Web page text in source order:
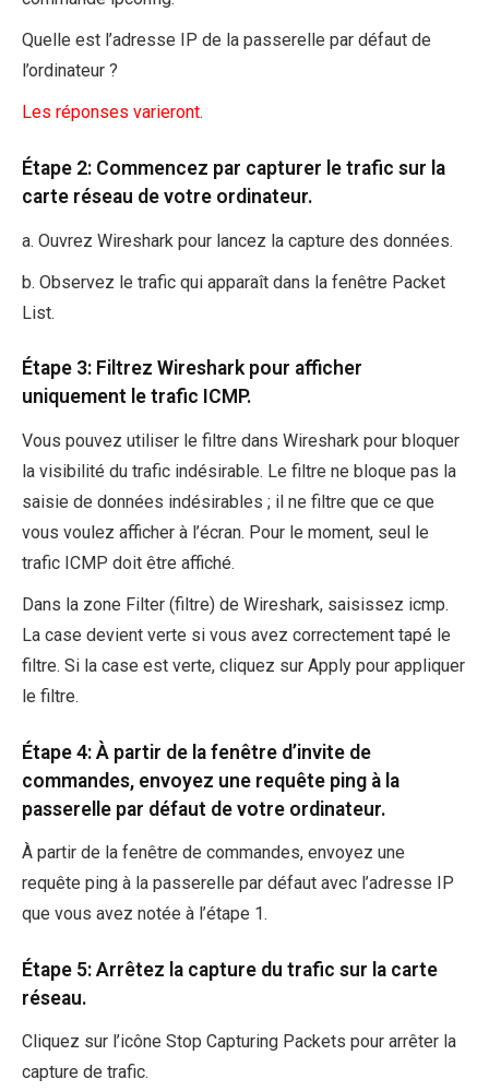
Quelle est l’adresse IP de la passerelle par défaut de
l’ordinateur ?
Les réponses varieront.
Étape 2: Commencez par capturer le trafic sur la
carte réseau de votre ordinateur.
a. Ouvrez Wireshark pour lancez la capture des données.
b. Observez le trafic qui apparaît dans la fenêtre Packet
List.
Étape 3: Filtrez Wireshark pour afficher
uniquement le trafic ICMP.
Vous pouvez utiliser le filtre dans Wireshark pour bloquer
la visibilité du trafic indésirable. Le filtre ne bloque pas la
saisie de données indésirables ; il ne filtre que ce que
vous voulez afficher à l’écran. Pour le moment, seul le
trafic ICMP doit être affiché.
Dans la zone Filter (filtre) de Wireshark, saisissez icmp.
La case devient verte si vous avez correctement tapé le
filtre. Si la case est verte, cliquez sur Apply pour appliquer
le filtre.
Étape 4: À partir de la fenêtre d’invite de
commandes, envoyez une requête ping à la
passerelle par défaut de votre ordinateur.
À partir de la fenêtre de commandes, envoyez une
requête ping à la passerelle par défaut avec l’adresse IP
que vous avez notée à l’étape 1.
Étape 5: Arrêtez la capture du trafic sur la carte
réseau.
Cliquez sur l’icône Stop Capturing Packets pour arrêter la
capture de trafic.